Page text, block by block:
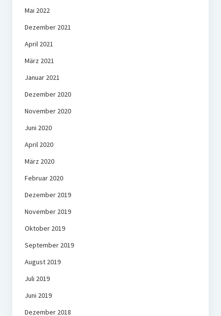
Mai 2022
Dezember 2021
April 2021
März 2021
Januar 2021
Dezember 2020
November 2020
Juni 2020
April 2020
März 2020
Februar 2020
Dezember 2019
November 2019
Oktober 2019
September 2019
August 2019
Juli 2019
Juni 2019
Dezember 2018